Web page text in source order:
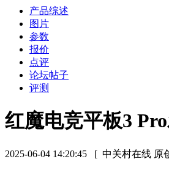
产品综述
图片
参数
报价
点评
论坛帖子
评测
红魔电竞平板3
2025-06-04 14:20:45 [ 中关村在线 原